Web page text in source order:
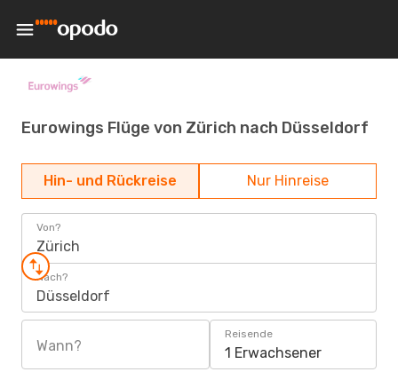
Eurowings Flüge von Zürich nach Düsseldorf
Hin- und Rückreise Nur Hinreise
Von?
Zürich
Nach?
Düsseldorf
Wann?
Reisende
1 Erwachsener